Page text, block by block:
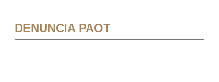
DENUNCIA PAOT